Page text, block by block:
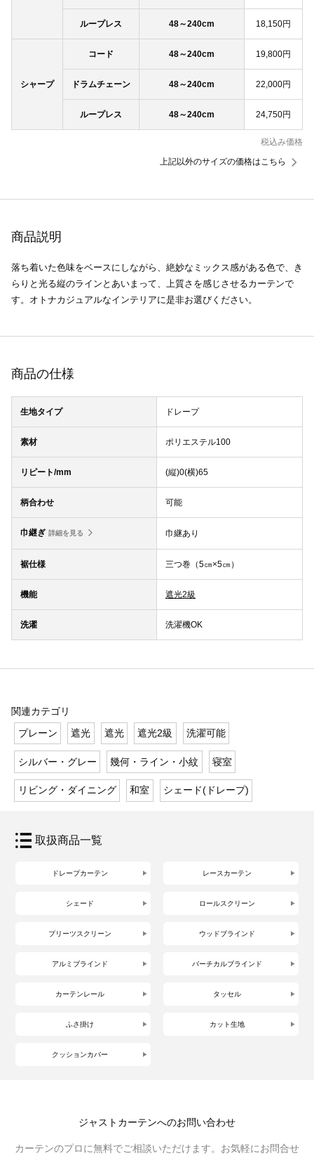
ループレス 48～240cm 18,150円
シャープ
コード 48～240cm 19,800円
ドラムチェーン 48～240cm 22,000円
ループレス 48～240cm 24,750円
税込み価格
上記以外のサイズの価格はこちら
商品説明
落ち着いた色味をベースにしながら、絶妙なミックス感がある色で、き
らりと光る縦のラインとあいまって、上質さを感じさせるカーテンで
す。オトナカジュアルなインテリアに是非お選びください。
商品の仕様
生地タイプ ドレープ
素材 ポリエステル100
リピート/mm (縦)0(横)65
柄合わせ 可能
巾継ぎ 詳細を見る 巾継あり
裾仕様 三つ巻（5㎝×5㎝）
機能 遮光2級
洗濯 洗濯機OK
関連カテゴリ
プレーン
遮光 遮光 遮光2級 洗濯可能
シルバー・グレー 幾何・ライン・小紋 寝室
リビング・ダイニング 和室 シェード(ドレープ)
取扱商品一覧
ドレープカーテン レースカーテン
シェード ロールスクリーン
プリーツスクリーン ウッドブラインド
アルミブラインド バーチカルブラインド
カーテンレール タッセル
ふさ掛け カット生地
クッションカバー
ジャストカーテンへのお問い合わせ
カーテンのプロに無料でご相談いただけます。お気軽にお問合せ